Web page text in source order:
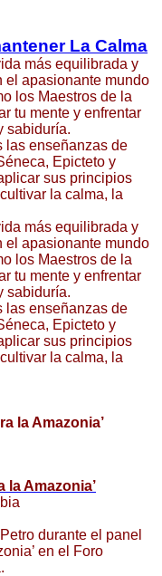
La Calma
más equilibrada y
el apasionante mundo
los Maestros de la
tu mente y enfrentar
sabiduría.
las enseñanzas de
Epicteto y
sus principios
la calma, la
más equilibrada y
el apasionante mundo
los Maestros de la
tu mente y enfrentar
sabiduría.
las enseñanzas de
Epicteto y
sus principios
la calma, la
la Amazonia’
la Amazonia’
durante el panel
en el Foro